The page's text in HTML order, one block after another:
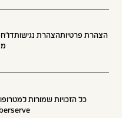
הצהרת פרטיותהצהרת נגישות
כל הזכויות שמורות